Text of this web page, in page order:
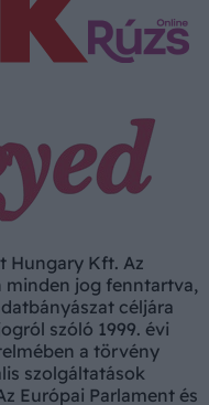
Hungary Kft. Az
minden jog fenntartva,
céljára
szóló 1999. évi
a törvény
szolgáltatások
Európai Parlament és